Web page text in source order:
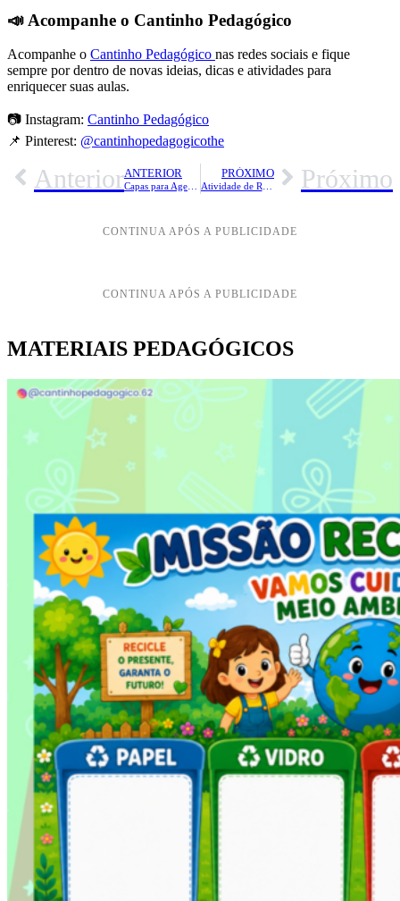
📣 Acompanhe o Cantinho Pedagógico
Acompanhe o Cantinho Pedagógico nas redes sociais e fique
sempre por dentro de novas ideias, dicas e atividades para
enriquecer suas aulas.
📷 Instagram: Cantinho Pedagógico
📌 Pinterest: @cantinhopedagogicothe
AnteriorANTERIOR PRÓXIMO Próximo
CONTINUA APÓS A PUBLICIDADE
CONTINUA APÓS A PUBLICIDADE
MATERIAIS PEDAGÓGICOS